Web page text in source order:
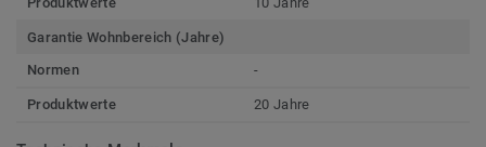
Garantie Wohnbereich (Jahre)
Normen
-
Produktwerte 20 Jahre